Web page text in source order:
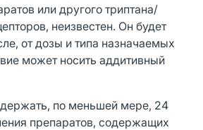
или другого триптана/
неизвестен. Он будет
от дозы и типа назначаемых
может носить аддитивный
по меньшей мере, 24
препаратов, содержащих